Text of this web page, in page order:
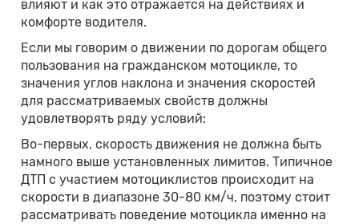
влияют и как это отражается на действиях и
комфорте водителя.
Если мы говорим о движении по дорогам общего
пользования на гражданском мотоцикле, то
значения углов наклона и значения скоростей
для рассматриваемых свойств должны
удовлетворять ряду условий:
Во-первых, скорость движения не должна быть
намного выше установленных лимитов. Типичное
ДТП с участием мотоциклистов происходит на
скорости в диапазоне 30-80 км/ч, поэтому стоит
рассматривать поведение мотоцикла именно на